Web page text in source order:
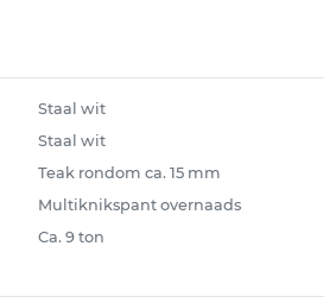
Staal wit
Staal wit
Teak rondom ca. 15 mm
Multiknikspant overnaads
Ca. 9 ton